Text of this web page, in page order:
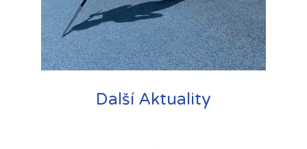
Další Aktuality